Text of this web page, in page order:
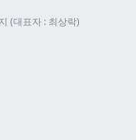
(대표자 : 최상락)